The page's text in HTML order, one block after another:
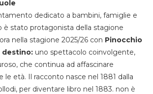
dedicato a bambini, famiglie e
è stato protagonista della stagione
nella stagione 2025/26 con Pinocchio
destino: uno spettacolo coinvolgente,
che continua ad affascinare
età. Il racconto nasce nel 1881 dalla
per diventare libro nel 1883. non è